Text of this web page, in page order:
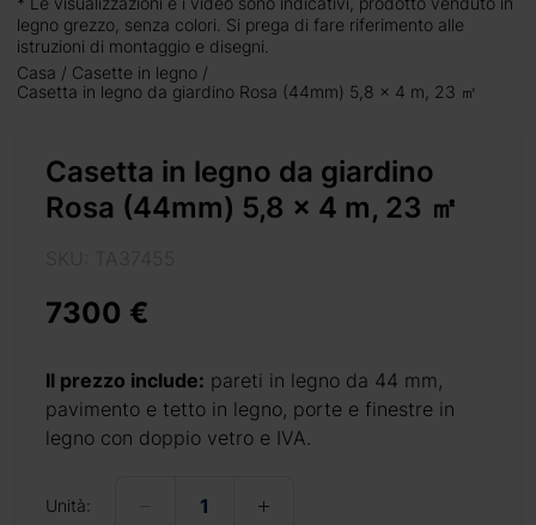
legno grezzo, senza colori. Si prega di fare riferimento alle
istruzioni di montaggio e disegni.
Casa
Casette in legno
Casetta in legno da giardino Rosa (44mm) 5,8 x 4 m, 23 ㎡
Casetta in legno da giardino
Rosa (44mm) 5,8 x 4 m, 23 ㎡
7300 €
Il prezzo include: pareti in legno da 44 mm,
pavimento e tetto in legno, porte e finestre in
legno con doppio vetro e IVA.
Unità:
se lo
alle
a